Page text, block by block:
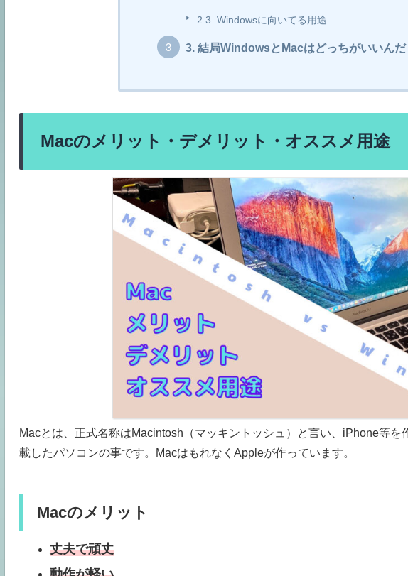
2.3. Windowsに向いてる用途
3.結局WindowsとMacはどっちがいいんだ
Macのメリット・デメリット・オススメ用途
Macとは、正式名称はMacintosh（マッキントッシュ）と言い、iPhone等
載したパソコンの事です。MacはもれなくAppleが作っています。
Macのメリット
丈夫で頑丈